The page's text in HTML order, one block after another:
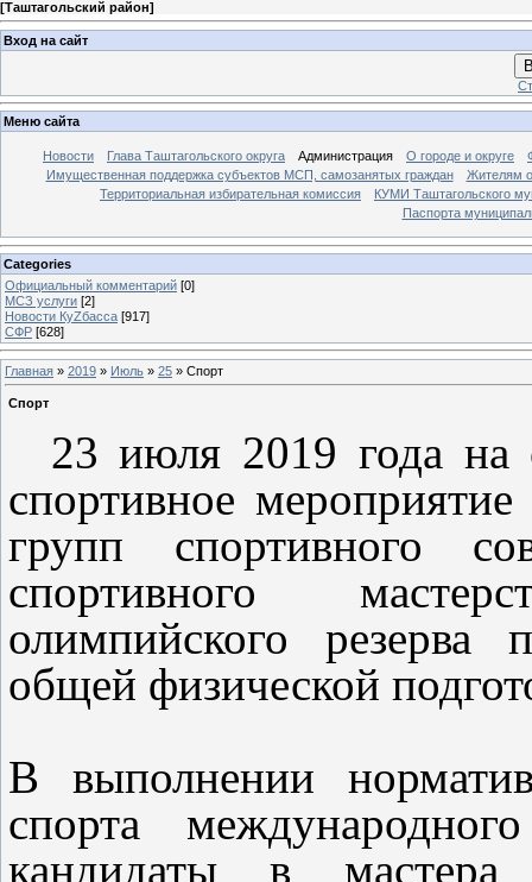
[Таштагольский район]
Вход на сайт
Меню сайта
Новости Глава Таштагольского округа Администрация О городе и округе
Имущественная поддержка субъектов МСП, самозанятых граждан
Жителям
Территориальная избирательная комиссия
КУМИ Таштагольского
Паспорта
Categories
Официальный комментарий [0]
МСЗ услуги [2]
Новости КуZбасса [917]
СФР [628]
Главная » 2019 » Июль » 25 » Спорт
Спорт
23 июля 2019 года на
спортивное
групп спортивного
спортивного
олимпийского
общей физической
В выполнении
спорта
кандидаты в